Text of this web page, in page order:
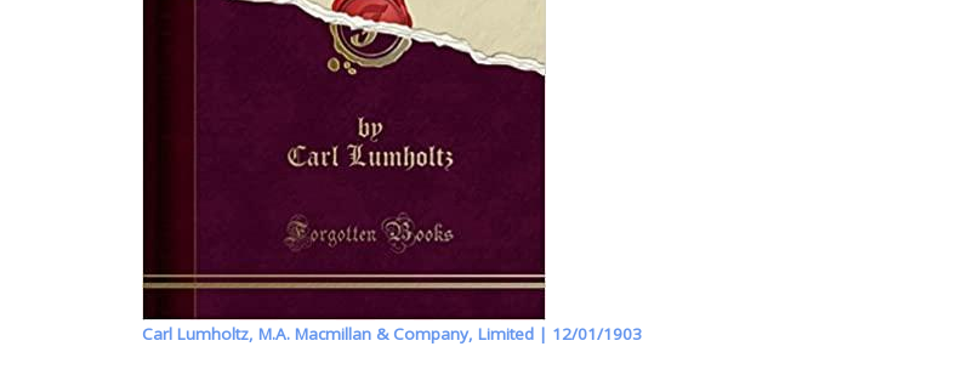
Carl Lumholtz, M.A. Macmillan & Company, Limited | 12/01/1903